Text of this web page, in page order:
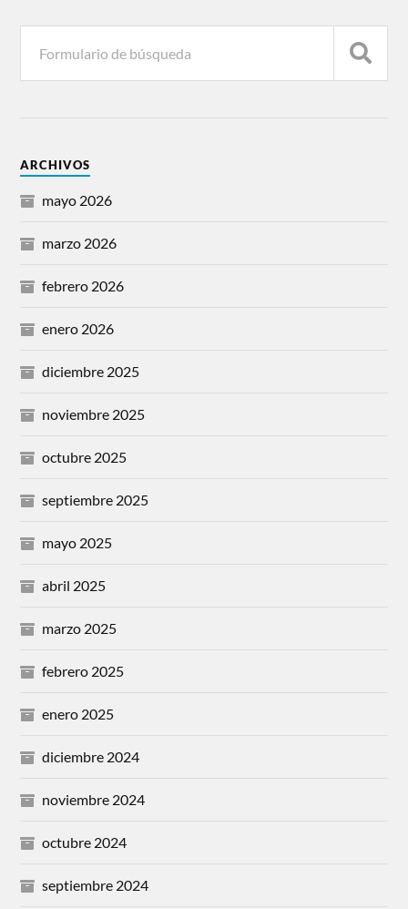
ARCHIVOS
mayo 2026
marzo 2026
febrero 2026
enero 2026
diciembre 2025
noviembre 2025
octubre 2025
septiembre 2025
mayo 2025
abril 2025
marzo 2025
febrero 2025
enero 2025
diciembre 2024
noviembre 2024
octubre 2024
septiembre 2024